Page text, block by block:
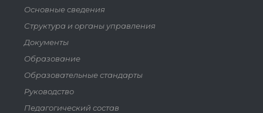
Основные сведения
Структура и органы управления
Документы
Образование
Образовательные стандарты
Руководство
Педагогический состав